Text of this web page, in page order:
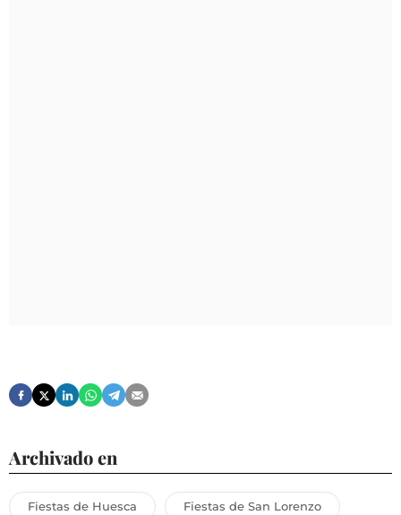
Archivado en
Fiestas de Huesca Fiestas de San Lorenzo